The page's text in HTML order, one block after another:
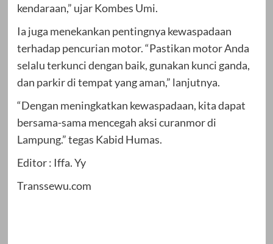
kendaraan,” ujar Kombes Umi.
Ia juga menekankan pentingnya kewaspadaan
terhadap pencurian motor. “Pastikan motor Anda
selalu terkunci dengan baik, gunakan kunci ganda,
dan parkir di tempat yang aman,” lanjutnya.
“Dengan meningkatkan kewaspadaan, kita dapat
bersama-sama mencegah aksi curanmor di
Lampung.” tegas Kabid Humas.
Editor : Iffa. Yy
Transsewu.com